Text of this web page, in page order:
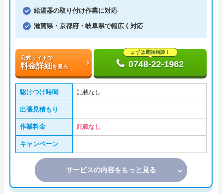
給湯器の取り付け作業に対応
滋賀県・京都府・岐阜県で幅広く対応
公式サイトで
料金詳細を見る
まずは電話相談！
0748-22-1962
駆けつけ時間 記載なし
出張見積もり
作業料金 記載なし
キャンペーン
サービスの内容をもっと見る